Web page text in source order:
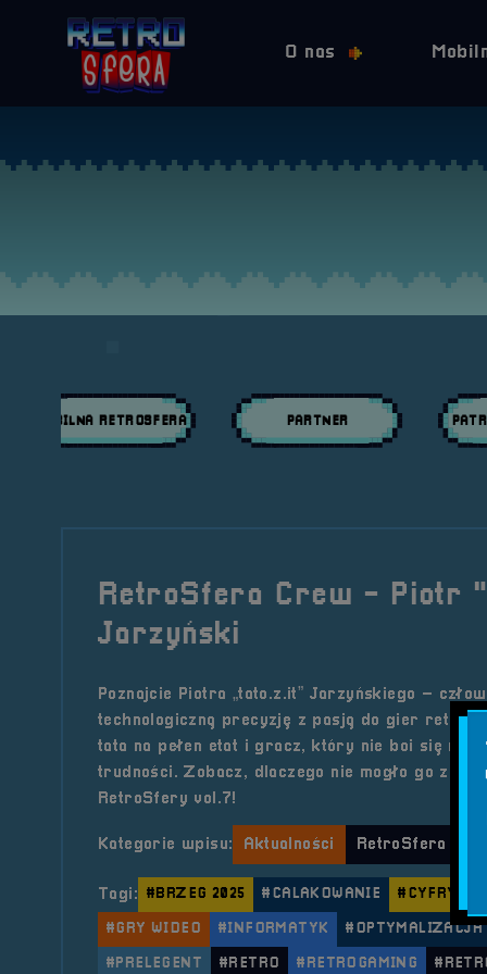
O nas
MOBILNA RETROSFERA PARTNER
RetroSfera Crew - Piotr
Jarzyński
Poznajcie Piotra „tato.z.it” Jarzyńskiego –
technologiczną precyzję z pasją do gier retro.
tata na pełen etat i gracz, który nie boi się
trudności. Zobacz, dlaczego nie mogło go
RetroSfery vol.7!
Kategorie wpisu: Aktualności RetroSfera Crew
Tagi: #BRZEG 2025 #CALAKOWANIE
#GRY WIDEO #INFORMATYK #OPTYMALIZACJA
#PRELEGENT #RETRO #RETROGAMING